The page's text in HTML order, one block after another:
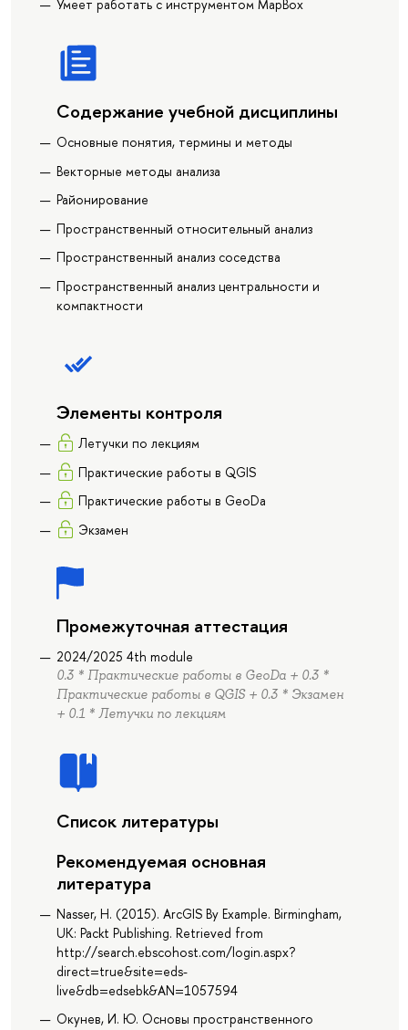
Умеет работать с инструментом MapBox
Содержание учебной дисциплины
Основные понятия, термины и методы
Векторные методы анализа
Районирование
Пространственный относительный анализ
Пространственный анализ соседства
Пространственный анализ центральности и
компактности
Элементы контроля
Летучки по лекциям
Практические работы в QGIS
Практические работы в GeoDa
Экзамен
Промежуточная аттестация
2024/2025 4th module
0.3 * Практические работы в GeoDa + 0.3 *
Практические работы в QGIS + 0.3 * Экзамен
+ 0.1 * Летучки по лекциям
Список литературы
Рекомендуемая основная
литература
Nasser, H. (2015). ArcGIS By Example. Birmingham,
UK: Packt Publishing. Retrieved from
http://search.ebscohost.com/login.aspx?
direct=true&site=eds-
live&db=edsebk&AN=1057594
Окунев, И. Ю. Основы пространственного